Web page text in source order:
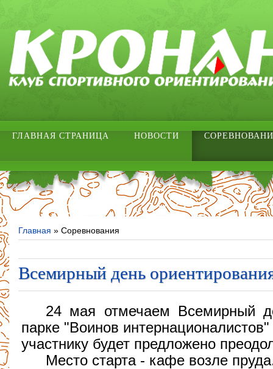
ГЛАВНАЯ СТРАНИЦА НОВОСТИ
Главная » Соревнования
Всемирный день
24 мая отмечаем Всемирный
парке "Воинов
участнику будет предложено
Место старта - кафе возле